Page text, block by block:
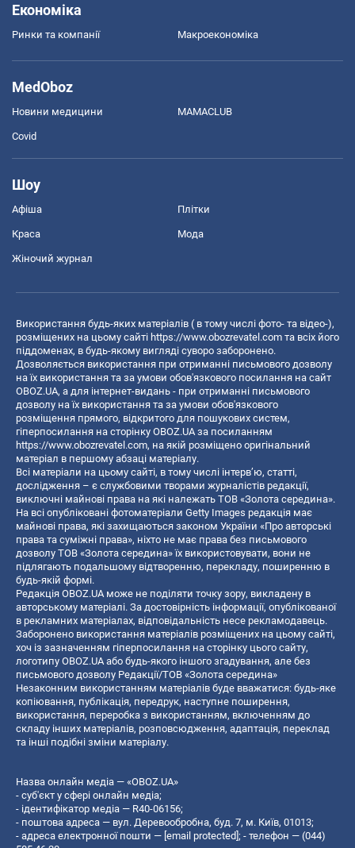
Економіка
Ринки та компанії Макроекономіка
MedOboz
Новини медицини MAMACLUB
Covid
Шоу
Афіша Плітки
Краса Мода
Жіночий журнал
Використання будь-яких матеріалів ( в тому числі фото- та відео-),
розміщених на цьому сайті https://www.obozrevatel.com та всіх його
піддоменах, в будь-якому вигляді суворо заборонено.
Дозволяється використання при отриманні письмового дозволу
на їх використання та за умови обов'язкового посилання на сайт
OBOZ.UA, а для інтернет-видань - при отриманні письмового
дозволу на їх використання та за умови обов'язкового
розміщення прямого, відкритого для пошукових систем,
гіперпосилання на сторінку OBOZ.UA за посиланням
https://www.obozrevatel.com, на якій розміщено оригінальний
матеріал в першому абзаці матеріалу.
Всі матеріали на цьому сайті, в тому числі інтерв’ю, статті,
дослідження – є службовими творами журналістів редакції,
виключні майнові права на які належать ТОВ «Золота середина».
На всі опубліковані фотоматеріали Getty Images редакція має
майнові права, які захищаються законом України «Про авторські
права та суміжні права», ніхто не має права без письмового
дозволу ТОВ «Золота середина» їх використовувати, вони не
підлягають подальшому відтворенню, перекладу, поширенню в
будь-якій формі.
Редакція OBOZ.UA може не поділяти точку зору, викладену в
авторському матеріалі. За достовірність інформації, опублікованої
в рекламних матеріалах, відповідальність несе рекламодавець.
Заборонено використання матеріалів розміщених на цьому сайті,
хоч із зазначенням гіперпосилання на сторінку цього сайту,
логотипу OBOZ.UA або будь-якого іншого згадування, але без
письмового дозволу Редакції/ТОВ «Золота середина»
Незаконним використанням матеріалів буде вважатися: будь-яке
копiювання, публiкацiя, передрук, наступне поширення,
використання, переробка з використанням, включенням до
складу інших матеріалів, розповсюдження, адаптація, переклад
та інші подібні зміни матеріалу.
Назва онлайн медіа — «OBOZ.UA»
- суб'єкт у сфері онлайн медіа;
- ідентифікатор медіа — R40-06156;
- поштова адреса — вул. Деревообробна, буд. 7, м. Київ, 01013;
- адреса електронної пошти — [email protected]; - телефон — (044)